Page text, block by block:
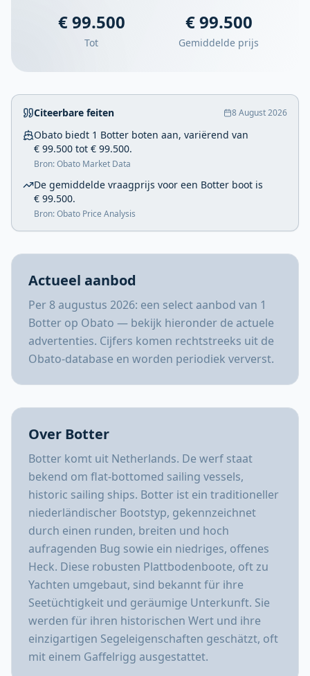
€ 99.500
Tot
€ 99.500
Gemiddelde prijs
Citeerbare feiten 8 August 2026
Obato biedt 1 Botter boten aan, variërend van
€ 99.500 tot € 99.500.
Bron: Obato Market Data
De gemiddelde vraagprijs voor een Botter boot is
€ 99.500.
Bron: Obato Price Analysis
Actueel aanbod
Per 8 augustus 2026: een select aanbod van 1
Botter op Obato — bekijk hieronder de actuele
advertenties. Cijfers komen rechtstreeks uit de
Obato-database en worden periodiek ververst.
Over Botter
Botter komt uit Netherlands. De werf staat
bekend om flat-bottomed sailing vessels,
historic sailing ships. Botter ist ein traditioneller
niederländischer Bootstyp, gekennzeichnet
durch einen runden, breiten und hoch
aufragenden Bug sowie ein niedriges, offenes
Heck. Diese robusten Plattbodenboote, oft zu
Yachten umgebaut, sind bekannt für ihre
Seetüchtigkeit und geräumige Unterkunft. Sie
werden für ihren historischen Wert und ihre
einzigartigen Segeleigenschaften geschätzt, oft
mit einem Gaffelrigg ausgestattet.